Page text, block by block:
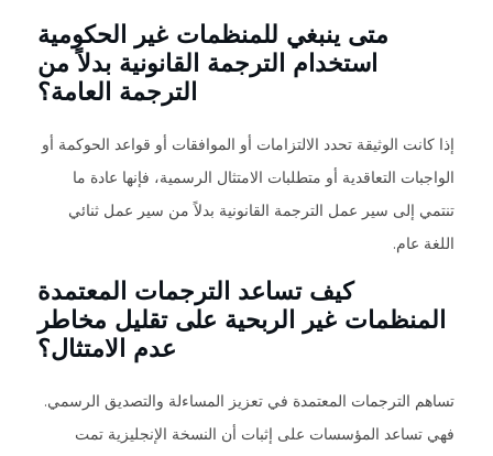
متى ينبغي للمنظمات غير الحكومية
استخدام الترجمة القانونية بدلاً من
الترجمة العامة؟
إذا كانت الوثيقة تحدد الالتزامات أو الموافقات أو قواعد الحوكمة أو
الواجبات التعاقدية أو متطلبات الامتثال الرسمية، فإنها عادة ما
تنتمي إلى سير عمل الترجمة القانونية بدلاً من سير عمل ثنائي
اللغة عام.
كيف تساعد الترجمات المعتمدة
المنظمات غير الربحية على تقليل مخاطر
عدم الامتثال؟
تساهم الترجمات المعتمدة في تعزيز المساءلة والتصديق الرسمي.
فهي تساعد المؤسسات على إثبات أن النسخة الإنجليزية تمت